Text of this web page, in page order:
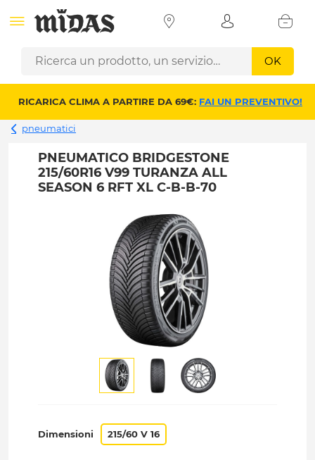
OK
RICARICA CLIMA A PARTIRE DA 69€: FAI UN PREVENTIVO!
pneumatici
PNEUMATICO BRIDGESTONE
215/60R16 V99 TURANZA ALL
SEASON 6 RFT XL C-B-B-70
Dimensioni 215/60 V 16